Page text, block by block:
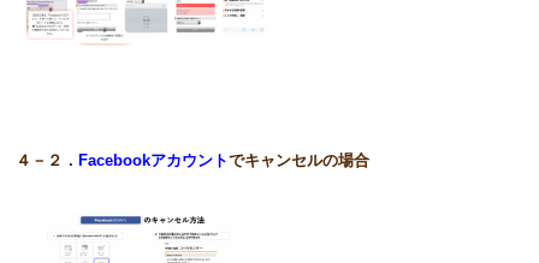
４－２． Facebookアカウントでキャンセルの場合